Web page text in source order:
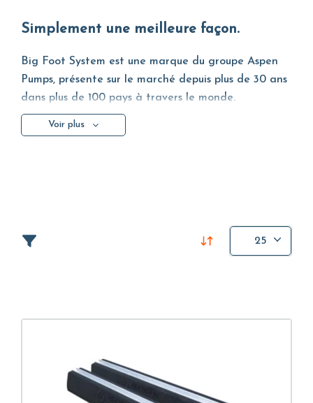
Simplement une meilleure façon.
Big Foot System est une marque du groupe Aspen
Pumps, présente sur le marché depuis plus de 30 ans
dans plus de 100 pays à travers le monde.
Spécialisée dans les
elle conçoit et réalise d'excellentes solutions non
HVAC/R.
Voir plus
25